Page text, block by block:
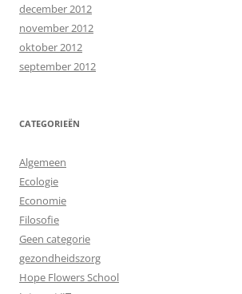
december 2012
november 2012
oktober 2012
september 2012
CATEGORIEËN
Algemeen
Ecologie
Economie
Filosofie
Geen categorie
gezondheidszorg
Hope Flowers School